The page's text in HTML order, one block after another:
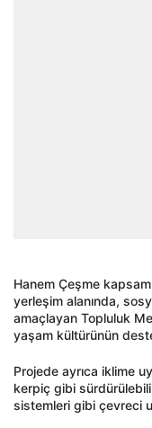
Hanem Çeşme
yerleşim alanında,
amaçlayan Topluluk
yaşam kültürünün
Projede ayrıca iklime
kerpiç gibi
sistemleri gibi çevreci